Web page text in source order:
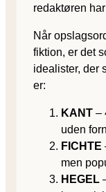
redak­tøren
Når
fiktion, er det
idealister, der
er:
KANT –
uden
FICHTE
men
HEGEL